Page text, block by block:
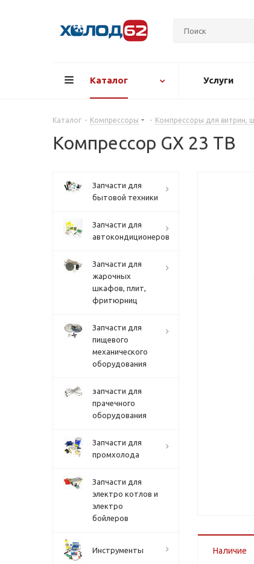
Каталог Услуги
Каталог - Компрессоры - Компрессоры для витрин,
Компрессор GX 23 TB
Наличие
Запчасти для
бытовой техники
Запчасти для
автокондиционеров
Запчасти для
жарочных
шкафов, плит,
фритюрниц
Запчасти для
пищевого
механического
оборудования
запчасти для
прачечного
оборудования
Запчасти для
промхолода
Запчасти для
электро котлов и
электро
бойлеров
Инструменты